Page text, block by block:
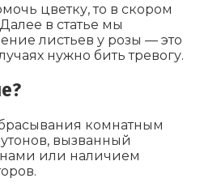
цветку, то в скором
в статье мы
листьев у розы — это
нужно бить тревогу.
комнатным
вызванный
или наличием